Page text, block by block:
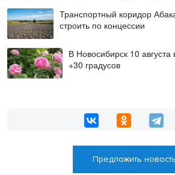
Транспортный коридор
строить по концессии
В Новосибирск 10
+30 градусов
Предложить